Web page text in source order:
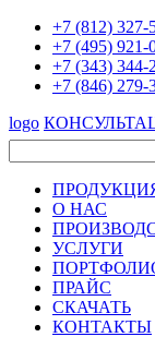
+7 (812) 327-
+7 (495) 921-
+7 (343) 344-
+7 (846) 279-
logo
О НАС
УСЛУГИ
ПРАЙС
СКАЧАТЬ
КОНТАКТЫ